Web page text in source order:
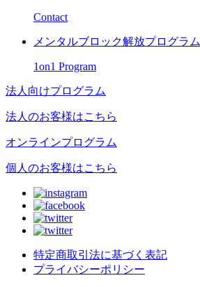
Contact
メンタルブロック解放プログラム
1on1 Program
法人向けプログラム
法人のお客様はこちら
オンラインプログラム
個人のお客様はこちら
特定商取引法に基づく表記
プライバシーポリシー